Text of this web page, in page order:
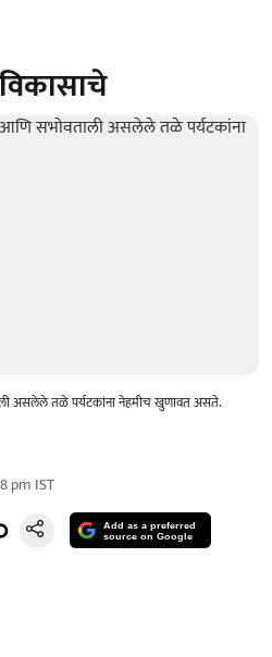
असलेले तळे पर्यटकांना नेहमीच खुणावत असते.
pm IST
Add as a preferred
source on Google